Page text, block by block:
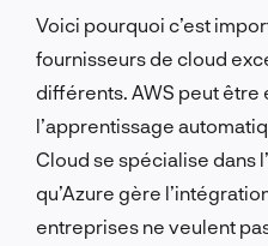
Voici pourquoi c’est
fournisseurs de cloud
différents. AWS peut être
l’apprentissage
Cloud se spécialise dans
qu’Azure gère
entreprises ne veulent